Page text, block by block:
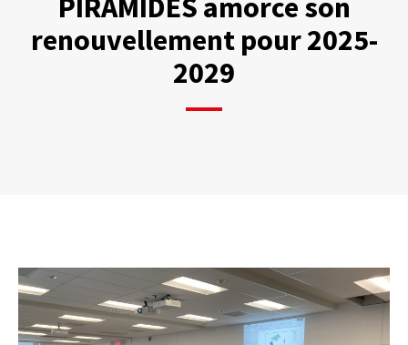
PIRAMIDES amorce son
renouvellement pour 2025-
2029